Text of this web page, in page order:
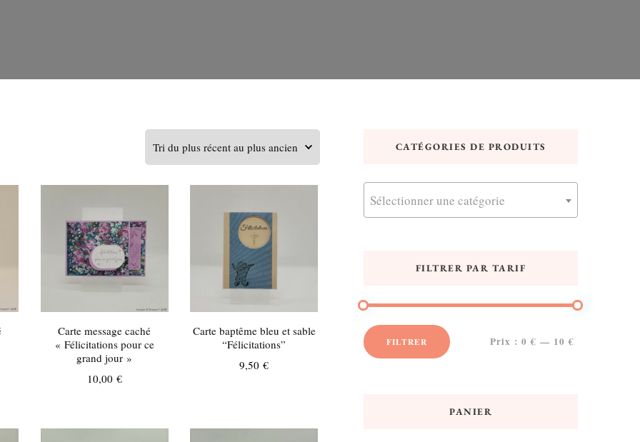
Carte message caché
« Félicitations pour ce
grand jour »
10,00 €
Carte baptême bleu et sable
“Félicitations”
9,50€
CATÉGORIES DE PRODUITS
Sélectionner une catégorie
FILTRER PAR TARIF
FILTRER Prix : 0 € — 10 €
PANIER